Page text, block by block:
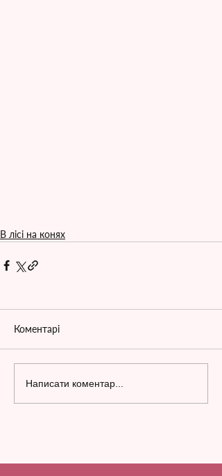
В лісі на конях
Коментарі
Написати коментар...